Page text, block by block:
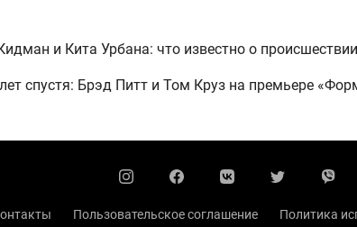
и Кита Урбана: что известно о происшествии
спустя: Брэд Питт и Том Круз на премьере
Пользовательское соглашение Политика